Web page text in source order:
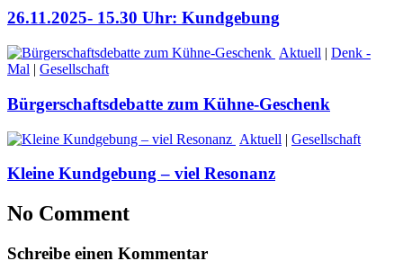
26.11.2025- 15.30 Uhr: Kundgebung
Aktuell | Denk -
Mal | Gesellschaft
Bürgerschaftsdebatte zum Kühne-Geschenk
Aktuell | Gesellschaft
Kleine Kundgebung – viel Resonanz
No Comment
Schreibe einen Kommentar